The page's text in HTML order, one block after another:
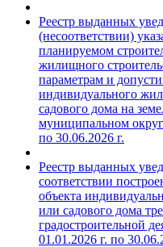
Реестр выданных
(несоответствии)
планируемом
жилищного
параметрам и
индивидуального
садового дома на
муниципальном
по 30.06.2026 г.
Реестр выданных
соответствии
объекта
или садового дома
градостроительной
01.01.2026 г. по